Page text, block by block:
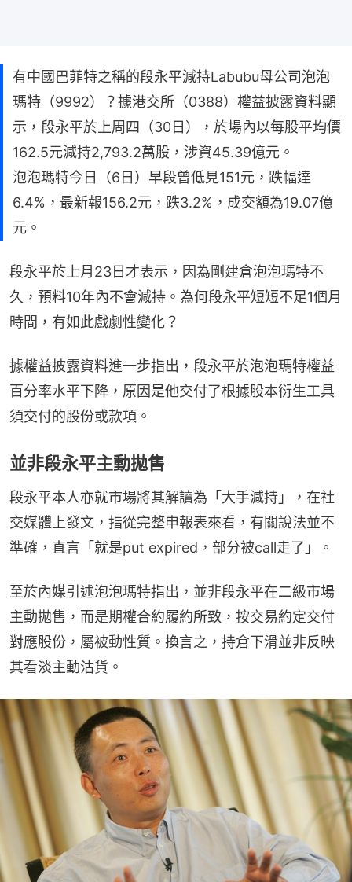
有中國巴菲特之稱的段永平減持Labubu母公司泡泡
瑪特（9992）？據港交所（0388）權益披露資料顯
示，段永平於上周四（30日），於場內以每股平均價
162.5元減持2,793.2萬股，涉資45.39億元。
泡泡瑪特今日（6日）早段曾低見151元，跌幅達
6.4%，最新報156.2元，跌3.2%，成交額為19.07億
元。
段永平於上月23日才表示，因為剛建倉泡泡瑪特不
久，預料10年內不會減持。為何段永平短短不足1個月
時間，有如此戲劇性變化？
據權益披露資料進一步指出，段永平於泡泡瑪特權益
百分率水平下降，原因是他交付了根據股本衍生工具
須交付的股份或款項。
並非段永平主動拋售
段永平本人亦就市場將其解讀為「大手減持」，在社
交媒體上發文，指從完整申報表來看，有關說法並不
準確，直言「就是put expired，部分被call走了」。
至於內媒引述泡泡瑪特指出，並非段永平在二級市場
主動拋售，而是期權合約履約所致，按交易約定交付
對應股份，屬被動性質。換言之，持倉下滑並非反映
其看淡主動沽貨。